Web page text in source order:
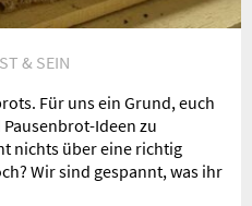
& SEIN
Für uns ein Grund, euch
Ideen zu
nichts über eine richtig
Wir sind gespannt, was ihr